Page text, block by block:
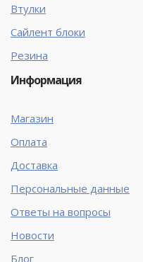
Втулки
Сайлент блоки
Резина
Информация
Магазин
Оплата
Доставка
Персональные данные
Ответы на вопросы
Новости
Блог